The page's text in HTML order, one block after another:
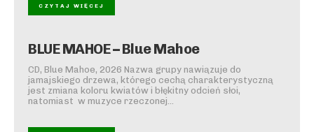
CZYTAJ WIĘCEJ
BLUE MAHOE – Blue Mahoe
CD, Blue Mahoe, 2026 Nazwa grupy nawiązuje do
jamajskiego drzewa, którego cechą charakterystyczną
jest zmiana koloru kwiatów i błękitny odcień słoi,
natomiast w muzyce rzeczonej...